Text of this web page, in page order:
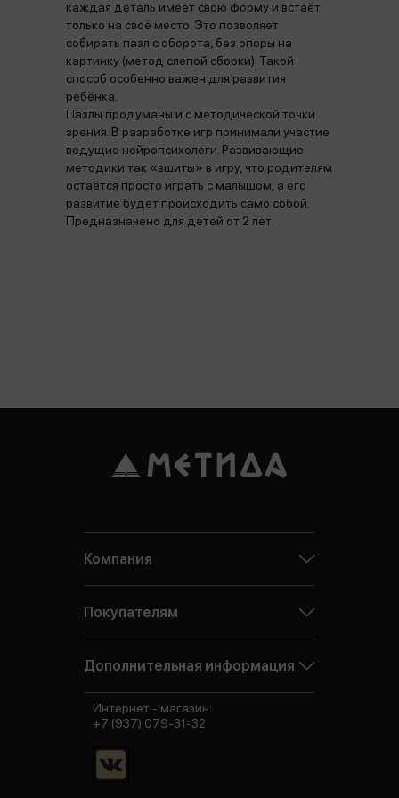
каждая деталь имеет свою форму и встаёт
только на своё место. Это позволяет
собирать пазл с оборота, без опоры на
картинку (метод слепой сборки). Такой
способ особенно важен для развития
ребёнка.
Пазлы продуманы и с методической точки
зрения. В разработке игр принимали участие
ведущие нейропсихологи. Развивающие
методики так «вшиты» в игру, что родителям
остаётся просто играть с малышом, а его
развитие будет происходить само собой.
Предназначено для детей от 2 лет.
Компания
Покупателям
Дополнительная информация
Интернет - магазин:
+7 (937) 079-31-32